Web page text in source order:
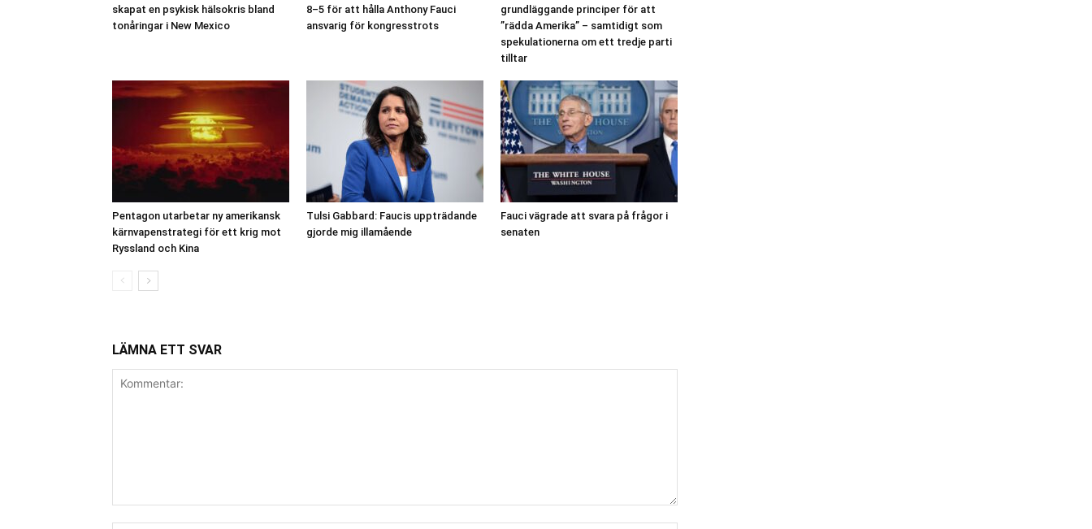
skapat en psykisk hälsokris bland
tonåringar i New Mexico
8–5 för att hålla Anthony Fauci
ansvarig för kongresstrots
grundläggande principer för att
”rädda Amerika” – samtidigt som
spekulationerna om ett tredje parti
tilltar
Pentagon utarbetar ny amerikansk
kärnvapenstrategi för ett krig mot
Ryssland och Kina
Tulsi Gabbard: Faucis uppträdande
gjorde mig illamående
Fauci vägrade att svara på frågor i
senaten
LÄMNA ETT SVAR